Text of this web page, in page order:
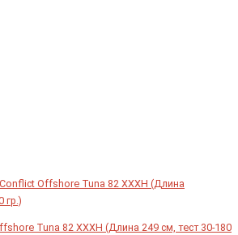
Tuna 82 XXXH (Длина 249 см, тест 30-180